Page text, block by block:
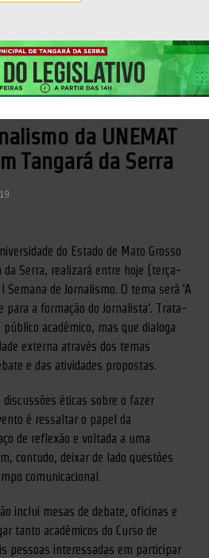
da UNEMAT
Tangará da Serra
do Estado de Mato Grosso
da Serra, realizará entre hoje (terça-
de Jornalismo. O tema será ‘A
para a formação do Jornalista’. Trata-
acadêmico, mas que dialoga
externa através dos temas
e das atividades propostas.
éticas sobre o fazer
é ressaltar o papel da
de reflexão e voltada a uma
contudo, deixar de lado questões
comunicacional.
inclui mesas de debate, oficinas e
tanto acadêmicos do Curso de
pessoas interessadas em participar